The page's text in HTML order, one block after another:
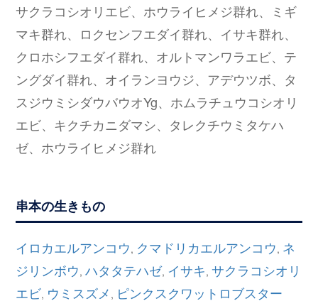
サクラコシオリエビ、ホウライヒメジ群れ、ミギ
マキ群れ、ロクセンフエダイ群れ、イサキ群れ、
クロホシフエダイ群れ、オルトマンワラエビ、テ
ングダイ群れ、オイランヨウジ、アデウツボ、タ
スジウミシダウバウオYg、ホムラチュウコシオリ
エビ、キクチカニダマシ、タレクチウミタケハ
ゼ、ホウライヒメジ群れ
串本の生きもの
イロカエルアンコウ, クマドリカエルアンコウ, ネ
ジリンボウ,ハタタテハゼ, イサキ,サクラコシオリ
エビ, ウミスズメ , ピンクスクワットロブスター